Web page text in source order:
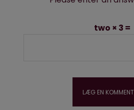
two × 3 =